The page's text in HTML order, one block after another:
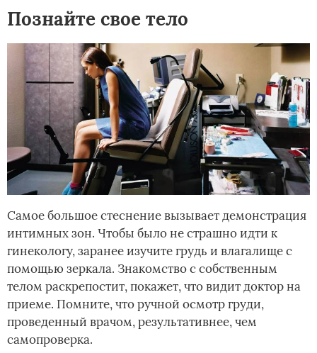
Познайте свое тело
Самое большое стеснение вызывает демонстрация
интимных зон. Чтобы было не страшно идти к
гинекологу, заранее изучите грудь и влагалище с
помощью зеркала. Знакомство с собственным
телом раскрепостит, покажет, что видит доктор на
приеме. Помните, что ручной осмотр груди,
проведенный врачом, результативнее, чем
самопроверка.